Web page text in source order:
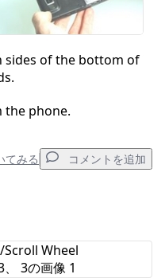
sides of the bottom of
the phone.
てみる コメントを追加